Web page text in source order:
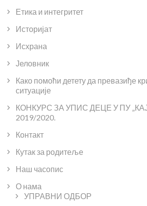
Етика и интегритет
Историјат
Исхрана
Јеловник
Како помоћи детету да превазиђе
ситуације
КОНКУРС ЗА УПИС ДЕЦЕ У ПУ
2019/2020.
Контакт
Кутак за родитеље
Наш часопис
О нама
УПРАВНИ ОДБОР